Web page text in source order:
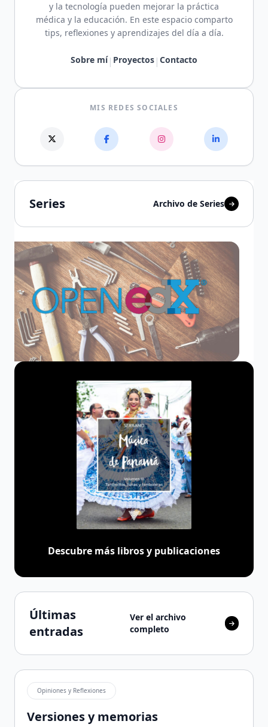
y la tecnología pueden mejorar la práctica
médica y la educación. En este espacio comparto
tips, reflexiones y aprendizajes del día a día.
Sobre mí| Proyectos | Contacto
MIS REDES SOCIALES
Series Archivo de Series
Open edX
Todo lo que necesitas saber para trabajar con Open
edX: instalación, configuración, administración y
consejos prácticos. Esta serie guía paso a paso a
docentes y desarrolladores que quieren aprovechar
esta plataforma para educación en línea.
Descubre más libros y publicaciones
Últimas
entradas
Ver el archivo
completo
Opiniones y Reflexiones
Versiones y memorias